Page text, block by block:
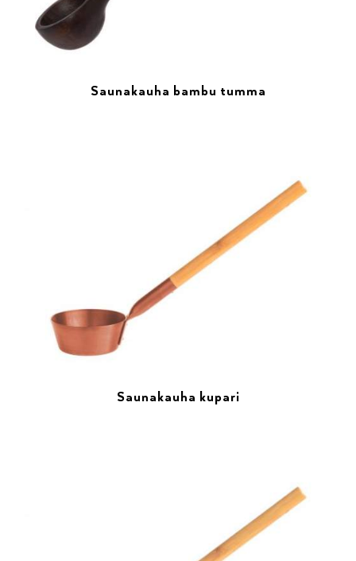
Saunakauha bambu tumma
Saunakauha kupari